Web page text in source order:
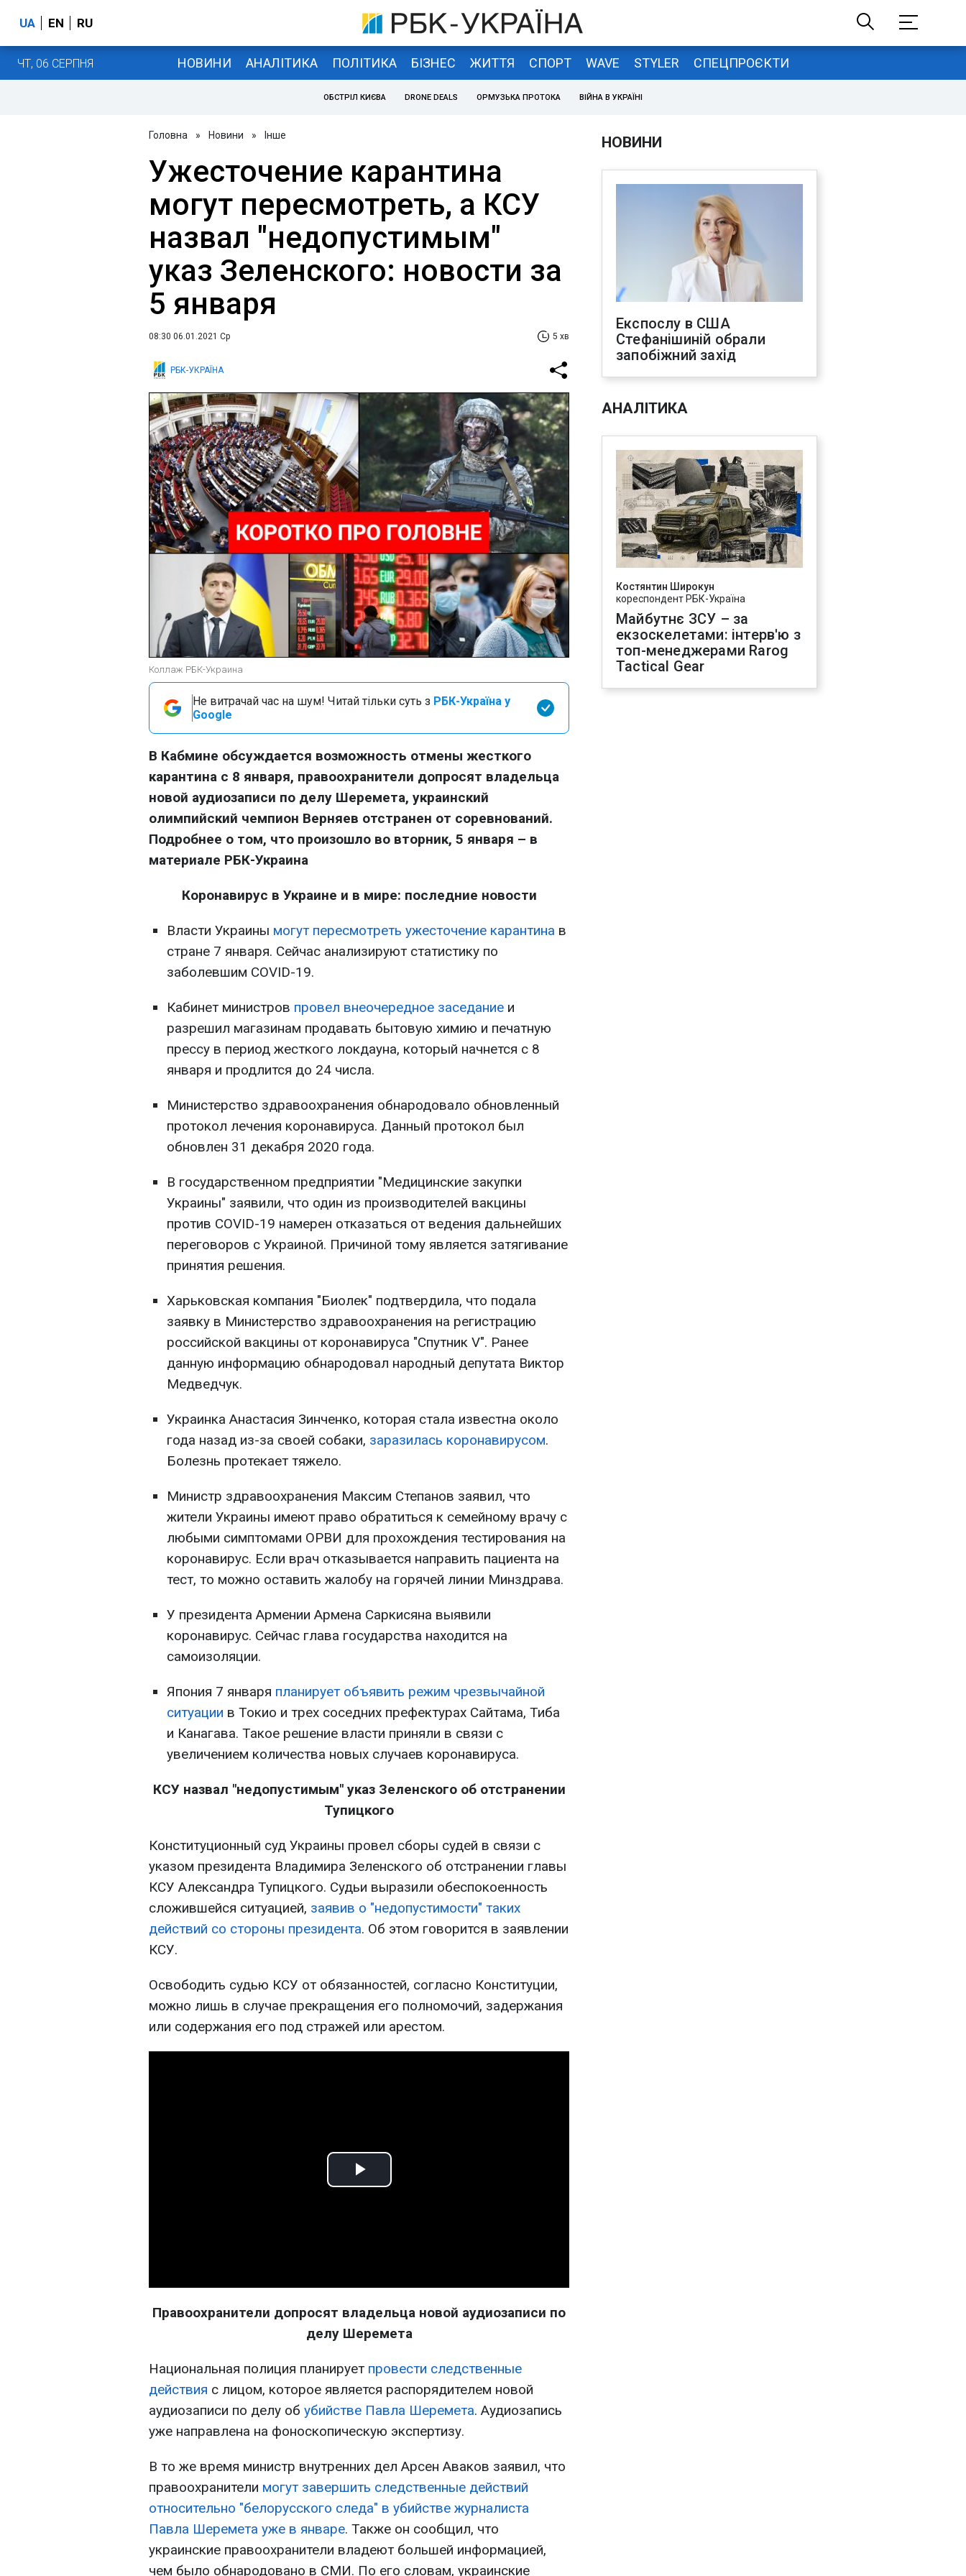
UA EN RU
ЧТ, 06 СЕРПНЯ НОВИНИ АНАЛІТИКА ПОЛІТИКА БІЗНЕС ЖИТТЯ СПОРТ WAVE STYLER СПЕЦПРОЄКТИ
ОБСТРІЛ КИЄВА DRONE DEALS ОРМУЗЬКА ПРОТОКА ВІЙНА В УКРАЇНІ
Головна » Новини » Інше
Ужесточение карантина
могут пересмотреть, а КСУ
назвал "недопустимым"
указ Зеленского: новости за
5 января
08:30 06.01.2021 Ср 5 хв
РБК-УКРАЇНА
Коллаж РБК-Украина
Не витрачай час на шум! Читай тільки суть з РБК-Україна у
Google
В Кабмине обсуждается возможность отмены жесткого
карантина с 8 января, правоохранители допросят владельца
новой аудиозаписи по делу Шеремета, украинский
олимпийский чемпион Верняев отстранен от соревнований.
Подробнее о том, что произошло во вторник, 5 января – в
материале РБК-Украина
Коронавирус в Украине и в мире: последние новости
Власти Украины могут пересмотреть ужесточение карантина в
стране 7 января. Сейчас анализируют статистику по
заболевшим COVID-19.
Кабинет министров провел внеочередное заседание и
разрешил магазинам продавать бытовую химию и печатную
прессу в период жесткого локдауна, который начнется с 8
января и продлится до 24 числа.
Министерство здравоохранения обнародовало обновленный
протокол лечения коронавируса. Данный протокол был
обновлен 31 декабря 2020 года.
В государственном предприятии "Медицинские закупки
Украины" заявили, что один из производителей вакцины
против COVID-19 намерен отказаться от ведения дальнейших
переговоров с Украиной. Причиной тому является затягивание
принятия решения.
Харьковская компания "Биолек" подтвердила, что подала
заявку в Министерство здравоохранения на регистрацию
российской вакцины от коронавируса "Спутник V". Ранее
данную информацию обнародовал народный депутата Виктор
Медведчук.
Украинка Анастасия Зинченко, которая стала известна около
года назад из-за своей собаки, заразилась коронавирусом.
Болезнь протекает тяжело.
Министр здравоохранения Максим Степанов заявил, что
жители Украины имеют право обратиться к семейному врачу с
любыми симптомами ОРВИ для прохождения тестирования на
коронавирус. Если врач отказывается направить пациента на
тест, то можно оставить жалобу на горячей линии Минздрава.
У президента Армении Армена Саркисяна выявили
коронавирус. Сейчас глава государства находится на
самоизоляции.
Япония 7 января планирует объявить режим чрезвычайной
ситуации в Токио и трех соседних префектурах Сайтама, Тиба
и Канагава. Такое решение власти приняли в связи с
увеличением количества новых случаев коронавируса.
КСУ назвал "недопустимым" указ Зеленского об отстранении
Тупицкого
Конституционный суд Украины провел сборы судей в связи с
указом президента Владимира Зеленского об отстранении главы
КСУ Александра Тупицкого. Судьи выразили обеспокоенность
сложившейся ситуацией, заявив о "недопустимости" таких
действий со стороны президента. Об этом говорится в заявлении
КСУ.
Освободить судью КСУ от обязанностей, согласно Конституции,
можно лишь в случае прекращения его полномочий, задержания
или содержания его под стражей или арестом.
Play
Правоохранители допросят владельца новой аудиозаписи по
делу Шеремета
Национальная полиция планирует провести следственные
действия с лицом, которое является распорядителем новой
аудиозаписи по делу об убийстве Павла Шеремета. Аудиозапись
уже направлена на фоноскопическую экспертизу.
В то же время министр внутренних дел Арсен Аваков заявил, что
правоохранители могут завершить следственные действий
относительно "белорусского следа" в убийстве журналиста
Павла Шеремета уже в январе. Также он сообщил, что
украинские правоохранители владеют большей информацией,
чем было обнародовано в СМИ. По его словам, украинские
НОВИНИ
Експослу в США
Стефанішиній обрали
запобіжний захід
АНАЛІТИКА
Костянтин Широкун
кореспондент РБК-Україна
Майбутнє ЗСУ – за
екзоскелетами: інтерв'ю з
топ-менеджерами Rarog
Tactical Gear